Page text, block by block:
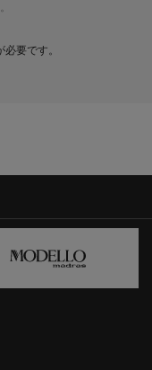
必要です。